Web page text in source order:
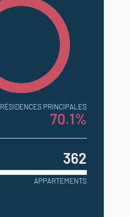
RÉSIDENCES PRINCIPALES
70.1%
362
APPARTEMENTS